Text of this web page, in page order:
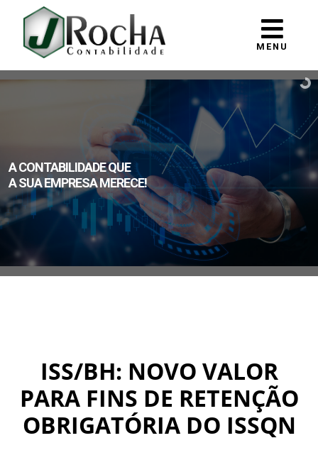
MENU
A CONTABILIDADE QUE
A SUA EMPRESA MERECE!
ISS/BH: NOVO VALOR
PARA FINS DE RETENÇÃO
OBRIGATÓRIA DO ISSQN